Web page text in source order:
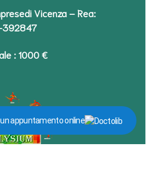
Vicenza – Rea:
: 1000 €
appuntamento online